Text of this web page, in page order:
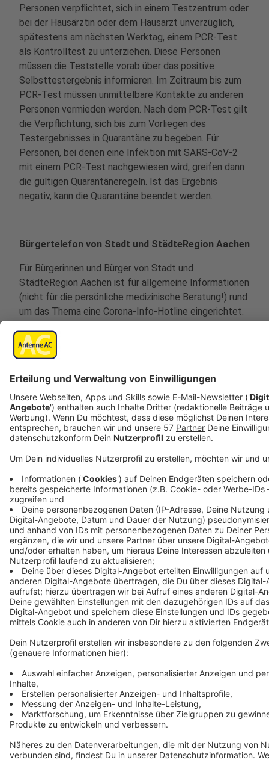
Personen verpflichtet, sich in einem Testzentrum oder
bei der Hausärztin oder dem Hausarzt unverzüglich,
spätestens am nächsten Werktag, einem PCR-Test
als Kontrolltest zu unterziehen. Diese Personen
müssen die Teststelle vorab über das positive
Selbsttestergebnis informieren. Im Zeitraum bis zum
PCR-Test müssen unmittelbare Kontakte zu anderen
Personen vermieden werden. Nach dem PCR-Test gilt
die Verpflichtung, sich bis zum Vorliegen des
Testergebnisses in Quarantäne zu begeben. Für
Personen, bei denen eine Infektion mit SARS-CoV-2
mit einem PCR-Test nachgewiesen wird, greifen dann
die gültigen Quarantäneregeln. Ist das Ergebnis
negativ, kann die Quarantäne beendet werden.
Bürgertelefon von Stadt und StädteRegion Aachen
Für Bürgerinnen und Bürger von Stadt und
StädteRegion Aachen ist für allgemeine Informationen
(nicht für die persönliche medizinische Beratung!) rund
um das Thema eine Corona-Info-Hotline eingerichtet.
8 Uhr bis 16 Uhr zu erreichen.
Infos zu aktuellen Entwicklungen
Die Arbeit der Krisenstäbe ist ausgerichtet an den
Erlassen und Entscheidungen der Bundes- und
Landesregierung. Die Seiten des
Bundesgesundheitsministeriums
der NRW-Staatskanzlei (www.land.nrw/corona), des
NRW-Ministeriums für Arbeit, Gesundheit und Soziales
www.mags.nrw.de) und des NRW-Ministeriums für
Kinder, Familie, Flüchtlinge und Integration
(www.mkffi.nrw.de ) geben weitere Infos zu aktuellen
Entwicklungen. Eine Übersicht der Corona-Maßnahmen
in den Niederlanden, Deutschland und Belgien findet
man unter:https://euregio-mr.info/de/. Nachzulesen
sind wichtige Entwicklungen auf:www.staedteregion-
aachen.de/corona.
Anzeige